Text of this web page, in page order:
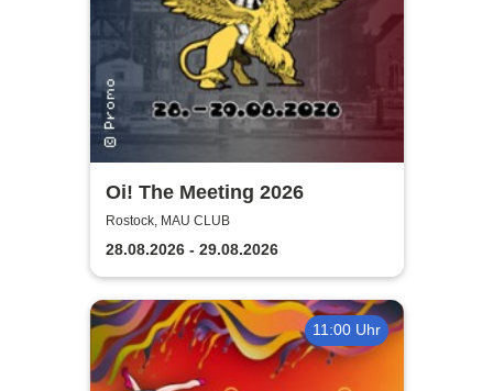
Oi! The Meeting 2026
Rostock, MAU CLUB
28.08.2026 - 29.08.2026
11:00 Uhr